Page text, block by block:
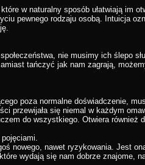
w naturalny sposób ułatwiają im
pewnego rodzaju osobą. Intuicja
nie musimy ich ślepo
tańczyć jak nam zagrają,
poza normalne doświadczenie,
przewijała się niemal w każdym
do wszystkiego. Otwiera również
nowego, nawet ryzykowania. Jest
wydają się nam dobrze znajome,